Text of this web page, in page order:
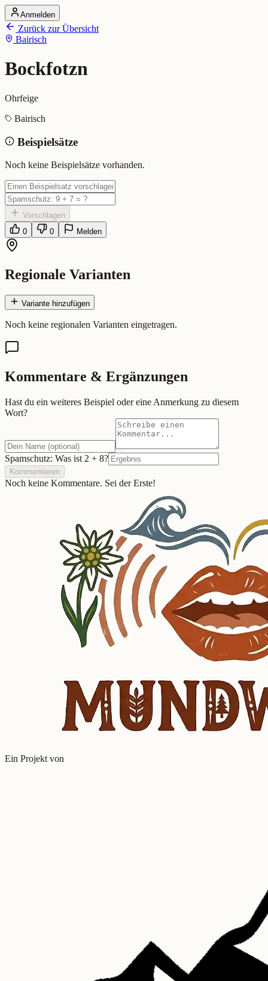
Startseite
Alle Dialekte
Dialekte vergleichen
Dialekt-Karte
Ranking
Bockfotzn (Bairisch)
Bedeutung: Ohrfeige
Eingereicht von: Mundwerk Team
Anmelden
Zurück zur Übersicht
Bairisch
Bockfotzn
Ohrfeige
Bairisch
Beispielsätze
Noch keine Beispielsätze vorhanden.
Vorschlagen
0
0 Melden
Regionale Varianten
Variante hinzufügen
Noch keine regionalen Varianten eingetragen.
Kommentare & Ergänzungen
Hast du ein weiteres Beispiel oder eine Anmerkung zu diesem
Wort?
Spamschutz: Was ist 2 + 8?
Kommentieren
Noch keine Kommentare. Sei der Erste!
Ein Projekt von